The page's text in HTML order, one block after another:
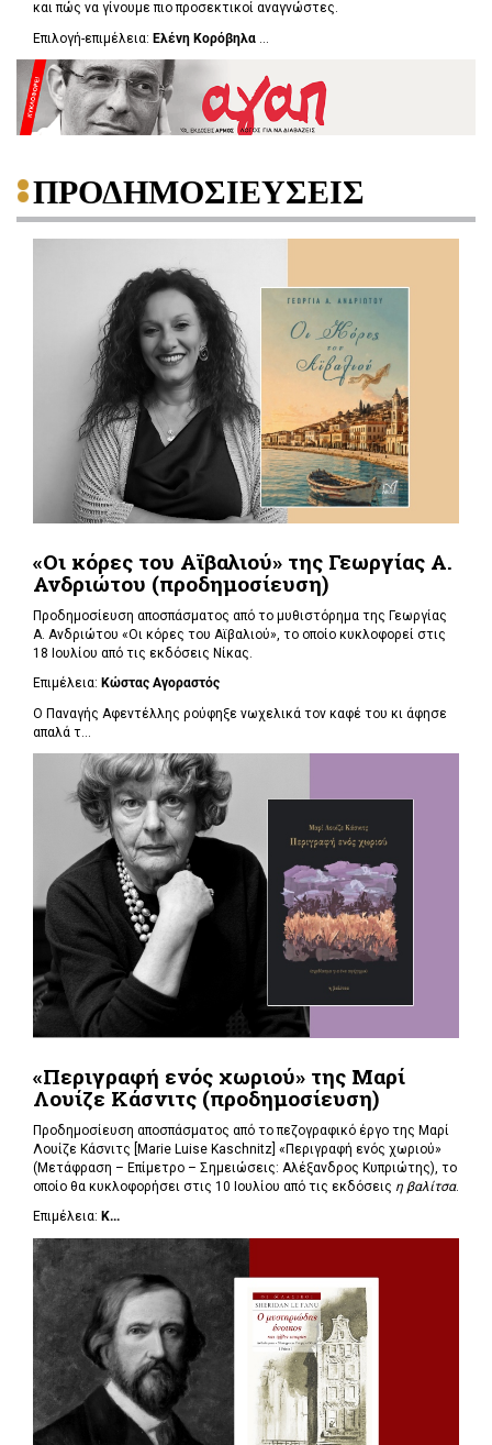
και πώς να γίνουμε πιο προσεκτικοί αναγνώστες.
Επιλογή-επιμέλεια: Ελένη Κορόβηλα
ΠΡΟΔΗΜΟΣΙΕΥΣΕΙΣ
«Οι κόρες του Αϊβαλιού» της Γεωργίας Α.
Ανδριώτου (προδημοσίευση)
Προδημοσίευση αποσπάσματος από το μυθιστόρημα της Γεωργίας
Α. Ανδριώτου «Οι κόρες του Αϊβαλιού», το οποίο κυκλοφορεί στις
18 Ιουλίου από τις εκδόσεις Νίκας.
Επιμέλεια: Κώστας Αγοραστός
Ο Παναγής Αφεντέλλης ρούφηξε νωχελικά τον καφέ του κι άφησε
απαλά τ...
«Περιγραφή ενός χωριού» της Μαρί
Λουίζε Κάσνιτς (προδημοσίευση)
Προδημοσίευση αποσπάσματος από το πεζογραφικό έργο της Μαρί
Λουίζε Κάσνιτς [Marie Luise Kaschnitz] «Περιγραφή ενός χωριού»
(Μετάφραση – Επίμετρο – Σημειώσεις: Αλέξανδρος Κυπριώτης), το
οποίο θα κυκλοφορήσει στις 10 Ιουλίου από τις εκδόσεις η βαλίτσα.
Επιμέλεια: Κ...